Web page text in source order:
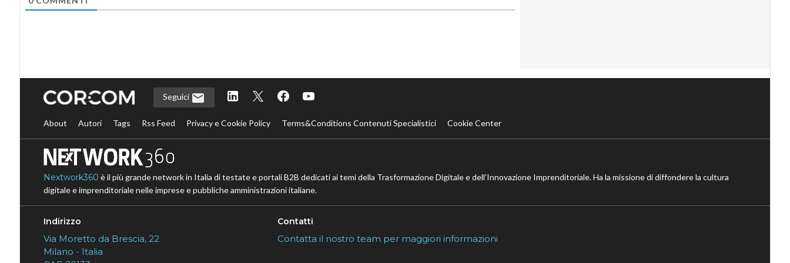
Seguici
About Autori Tags Rss Feed Privacy e Cookie Policy Terms&Conditions Contenuti Specialistici Cookie Center
Nextwork360 è il più grande network in Italia di testate e portali B2B dedicati ai temi della Trasformazione Digitale e dell’Innovazione Imprenditoriale. Ha la missione di diffondere la cultura
digitale e imprenditoriale nelle imprese e pubbliche amministrazioni italiane.
Indirizzo
Via Moretto da Brescia, 22
Milano - Italia
Contatti
Contatta il nostro team per maggiori informazioni